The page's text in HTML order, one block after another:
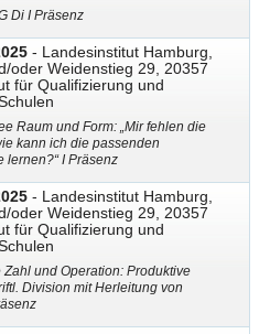
Di I Präsenz
- Landesinstitut Hamburg,
oder Weidenstieg 29, 20357
für Qualifizierung und
Raum und Form: „Mir fehlen die
kann ich die passenden
lernen?“ I Präsenz
- Landesinstitut Hamburg,
oder Weidenstieg 29, 20357
für Qualifizierung und
und Operation: Produktive
Division mit Herleitung von